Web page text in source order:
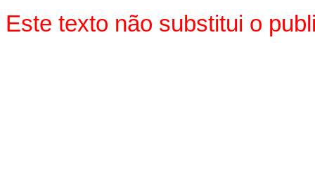
Este texto não substitui o